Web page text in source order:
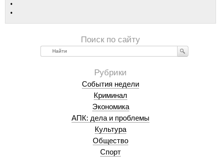
Найти
События недели
Криминал
Экономика
АПК: дела и проблемы
Культура
Общество
Спорт